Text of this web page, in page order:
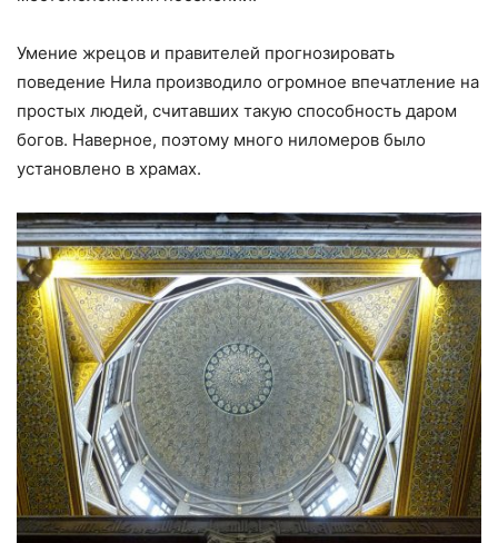
Умение жрецов и правителей прогнозировать
поведение Нила производило огромное впечатление на
простых людей, считавших такую способность даром
богов. Наверное, поэтому много ниломеров было
установлено в храмах.